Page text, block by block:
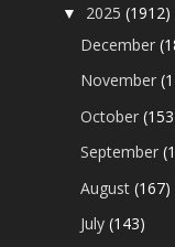
▼ 2025(1912)
December
November
October
September
August(167)
July(143)